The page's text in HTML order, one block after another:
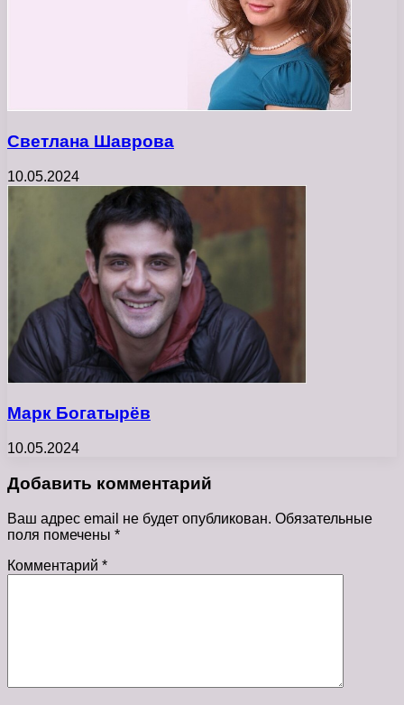
Светлана Шаврова
10.05.2024
Марк Богатырёв
10.05.2024
Добавить комментарий
Ваш адрес email не будет опубликован. Обязательные
поля помечены *
Комментарий *